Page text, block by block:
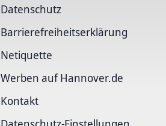
Datenschutz
Barriere­freiheits­erklärung
Netiquette
Werben auf Hannover.de
Kontakt